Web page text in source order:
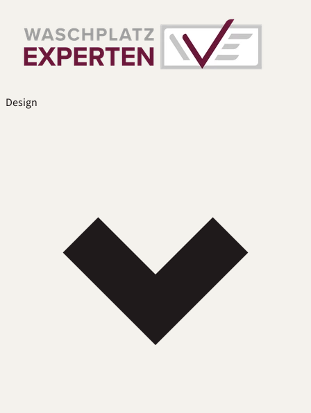
Design